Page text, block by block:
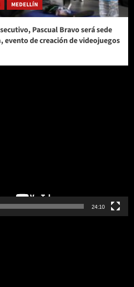
MEDELLÍN
Pascual Bravo será sede
evento de creación de videojuegos
24:10